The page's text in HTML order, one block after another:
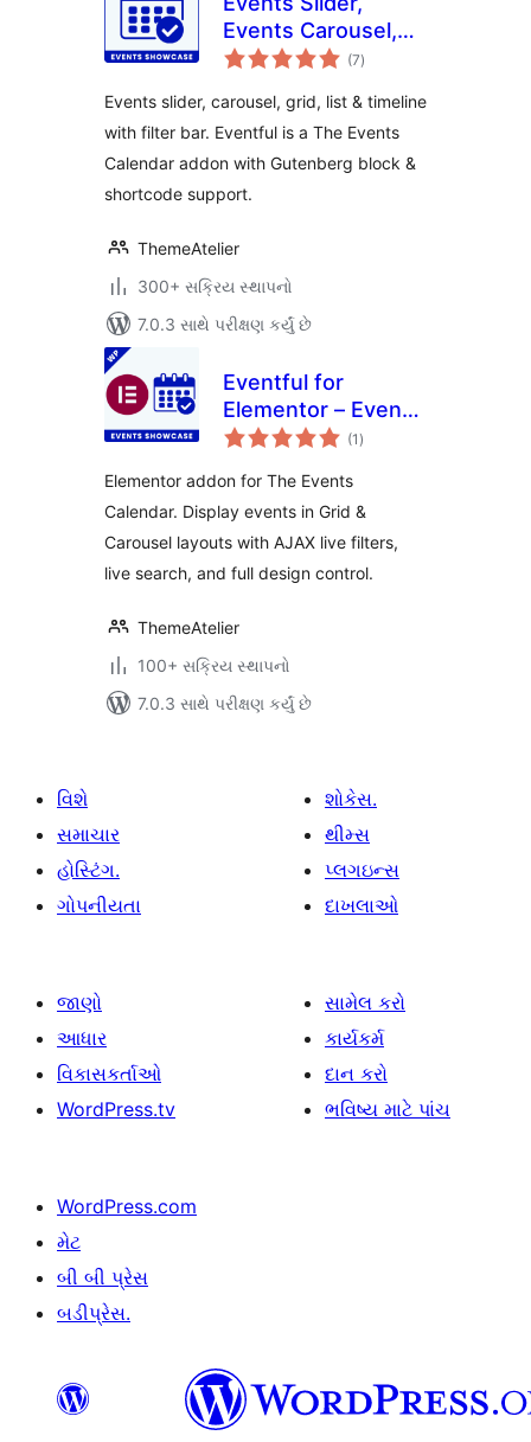
Events Carousel,
Events Grid, Events
Events Filter Bar
for The Events
Calendar – Eventful
(7કુલ
રેટિંગ્સ
)
Events slider, carousel, grid, list & timeline
with filter bar. Eventful is a The Events
Calendar addon with Gutenberg block &
shortcode support.
ThemeAtelier
300+ સક્રિય સ્થાપનો
7.0.3 સાથે પરીક્ષણ કર્યું છે
Eventful for
Elementor – Events
Showcase for The
(1 કુલ
રેટિંગ્સ
)
Elementor addon for The Events
Calendar. Display events in Grid &
Carousel layouts with AJAX live filters,
live search, and full design control.
ThemeAtelier
100+ સક્રિય સ્થાપનો
7.0.3 સાથે પરીક્ષણ કર્યું છે
વિશે
સમાચાર
હોસ્ટિંગ.
ગોપનીયતા
શોકેસ.
થીમ્સ
પ્લગઇન્સ
દાખલાઓ
જાણો
આધાર
વિકાસકર્તાઓ
WordPress.tv
સામેલ કરો
કાર્યકર્મ
દાન કરો
ભવિષ્ય માટે પાંચ
WordPress.com
મેટ
બી બી પ્રેસ
બડીપ્રેસ.